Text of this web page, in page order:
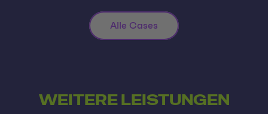
Alle Cases
WEITERE LEISTUNGEN